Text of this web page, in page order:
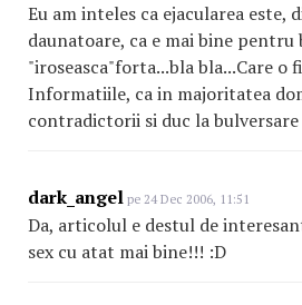
Eu am inteles ca ejacularea este,
daunatoare, ca e mai bine pentru
"iroseasca"forta...bla bla...Care o
Informatiile, ca in majoritatea
contradictorii si duc la
dark_angel pe 24 Dec 2006, 11:51
Da, articolul e destul de
sex cu atat mai bine!!! :D